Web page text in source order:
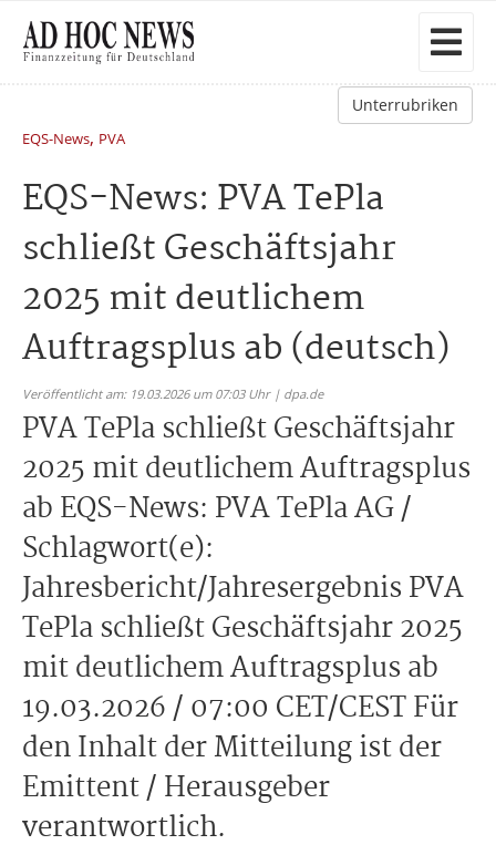
Unterrubriken
EQS-News, PVA
EQS-News: PVA TePla
schließt Geschäftsjahr
2025 mit deutlichem
Auftragsplus ab (deutsch)
Veröffentlicht am: 19.03.2026 um 07:03 Uhr | dpa.de
PVA TePla schließt Geschäftsjahr
2025 mit deutlichem Auftragsplus
ab EQS-News: PVA TePla AG /
Schlagwort(e):
Jahresbericht/Jahresergebnis PVA
TePla schließt Geschäftsjahr 2025
mit deutlichem Auftragsplus ab
19.03.2026 / 07:00 CET/CEST Für
den Inhalt der Mitteilung ist der
Emittent / Herausgeber
verantwortlich.